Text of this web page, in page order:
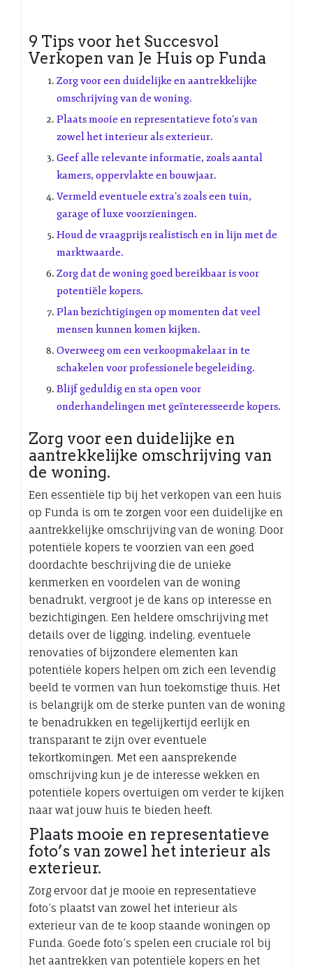
9 Tips voor het Succesvol
Verkopen van Je Huis op Funda
Zorg voor een duidelijke en aantrekkelijke
omschrijving van de woning.
Plaats mooie en representatieve foto’s van
zowel het interieur als exterieur.
Geef alle relevante informatie, zoals aantal
kamers, oppervlakte en bouwjaar.
Vermeld eventuele extra’s zoals een tuin,
garage of luxe voorzieningen.
Houd de vraagprijs realistisch en in lijn met de
marktwaarde.
Zorg dat de woning goed bereikbaar is voor
potentiële kopers.
Plan bezichtigingen op momenten dat veel
mensen kunnen komen kijken.
Overweeg om een verkoopmakelaar in te
schakelen voor professionele begeleiding.
Blijf geduldig en sta open voor
onderhandelingen met geïnteresseerde kopers.
Zorg voor een duidelijke en
aantrekkelijke omschrijving van
de woning.
Een essentiële tip bij het verkopen van een huis
op Funda is om te zorgen voor een duidelijke en
aantrekkelijke omschrijving van de woning. Door
potentiële kopers te voorzien van een goed
doordachte beschrijving die de unieke
kenmerken en voordelen van de woning
benadrukt, vergroot je de kans op interesse en
bezichtigingen. Een heldere omschrijving met
details over de ligging, indeling, eventuele
renovaties of bijzondere elementen kan
potentiële kopers helpen om zich een levendig
beeld te vormen van hun toekomstige thuis. Het
is belangrijk om de sterke punten van de woning
te benadrukken en tegelijkertijd eerlijk en
transparant te zijn over eventuele
tekortkomingen. Met een aansprekende
omschrijving kun je de interesse wekken en
potentiële kopers overtuigen om verder te kijken
naar wat jouw huis te bieden heeft.
Plaats mooie en representatieve
foto’s van zowel het interieur als
exterieur.
Zorg ervoor dat je mooie en representatieve
foto’s plaatst van zowel het interieur als
exterieur van de te koop staande woningen op
Funda. Goede foto’s spelen een cruciale rol bij
het aantrekken van potentiële kopers en het